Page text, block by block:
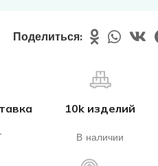
Поделиться:
10k изделий
В наличии